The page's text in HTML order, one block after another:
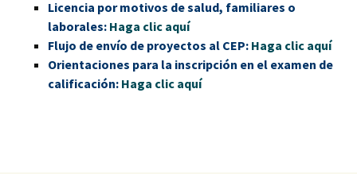
Licencia por motivos de salud, familiares o
laborales: Haga clic aquí
Flujo de envío de proyectos al CEP: Haga clic aquí
Orientaciones para la inscripción en el examen de
calificación: Haga clic aquí